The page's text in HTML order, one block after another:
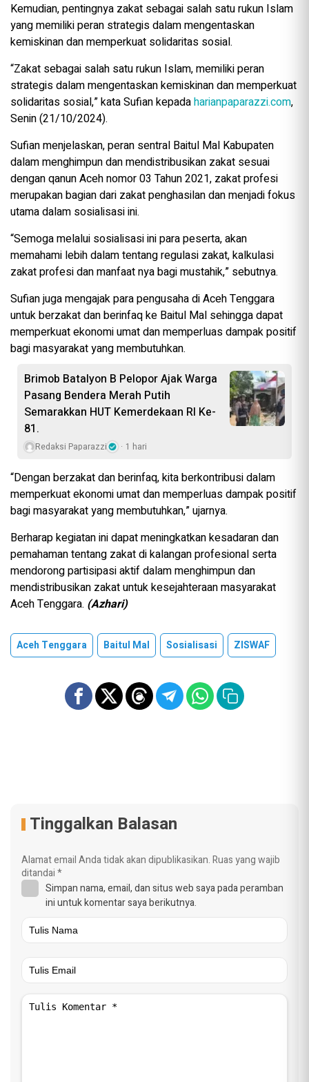
Kemudian, pentingnya zakat sebagai salah satu rukun Islam
yang memiliki peran strategis dalam mengentaskan
kemiskinan dan memperkuat solidaritas sosial.
“Zakat sebagai salah satu rukun Islam, memiliki peran
strategis dalam mengentaskan kemiskinan dan memperkuat
solidaritas sosial,” kata Sufian kepadaharianpaparazzi.com,
Senin (21/10/2024).
Sufian menjelaskan, peran sentral Baitul Mal Kabupaten
dalam menghimpun dan mendistribusikan zakat sesuai
dengan qanun Aceh nomor 03 Tahun 2021, zakat profesi
merupakan bagian dari zakat penghasilan dan menjadi fokus
utama dalam sosialisasi ini.
“Semoga melalui sosialisasi ini para peserta, akan
memahami lebih dalam tentang regulasi zakat, kalkulasi
zakat profesi dan manfaat nya bagi mustahik,” sebutnya.
Sufian juga mengajak para pengusaha di Aceh Tenggara
untuk berzakat dan berinfaq ke Baitul Mal sehingga dapat
memperkuat ekonomi umat dan memperluas dampak positif
bagi masyarakat yang membutuhkan.
Brimob Batalyon B Pelopor Ajak Warga
Pasang Bendera Merah Putih
Semarakkan HUT Kemerdekaan RI Ke-
81.
Redaksi Paparazzi 1 hari
“Dengan berzakat dan berinfaq, kita berkontribusi dalam
memperkuat ekonomi umat dan memperluas dampak positif
bagi masyarakat yang membutuhkan,” ujarnya.
Berharap kegiatan ini dapat meningkatkan kesadaran dan
pemahaman tentang zakat di kalangan profesional serta
mendorong partisipasi aktif dalam menghimpun dan
mendistribusikan zakat untuk kesejahteraan masyarakat
Aceh Tenggara. (Azhari)
Aceh Tenggara Baitul Mal Sosialisasi ZISWAF
Tinggalkan Balasan
Alamat email Anda tidak akan dipublikasikan.Ruas yang wajib
ditandai*
Simpan nama, email, dan situs web saya pada peramban
ini untuk komentar saya berikutnya.